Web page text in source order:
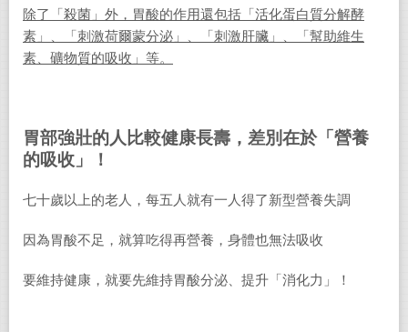
除了「殺菌」外，胃酸的作用還包括「活化蛋白質分解酵
素」、「刺激荷爾蒙分泌」、「刺激肝臟」、「幫助維生
素、礦物質的吸收」等。
胃部強壯的人比較健康長壽，差別在於「營養
的吸收」！
七十歲以上的老人，每五人就有一人得了新型營養失調
因為胃酸不足，就算吃得再營養，身體也無法吸收
要維持健康，就要先維持胃酸分泌、提升「消化力」！